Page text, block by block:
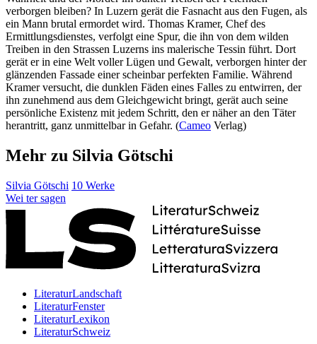
verborgen bleiben? In Luzern gerät die Fasnacht aus den Fugen, als
ein Mann brutal ermordet wird. Thomas Kramer, Chef des
Ermittlungsdienstes, verfolgt eine Spur, die ihn von dem wilden
Treiben in den Strassen Luzerns ins malerische Tessin führt. Dort
gerät er in eine Welt voller Lügen und Gewalt, verborgen hinter der
glänzenden Fassade einer scheinbar perfekten Familie. Während
Kramer versucht, die dunklen Fäden eines Falles zu entwirren, der
ihn zunehmend aus dem Gleichgewicht bringt, gerät auch seine
persönliche Existenz mit jedem Schritt, den er näher an den Täter
herantritt, ganz unmittelbar in Gefahr. (Cameo Verlag)
Mehr zu Silvia Götschi
Silvia Götschi 10 Werke
Wei ter sagen
LiteraturLandschaft
LiteraturFenster
LiteraturLexikon
LiteraturSchweiz